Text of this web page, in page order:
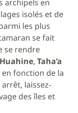
archipels en
isolés et de
les plus
se fait
se rendre
Huahine, Taha’a
en fonction de la
laissez-
des îles et